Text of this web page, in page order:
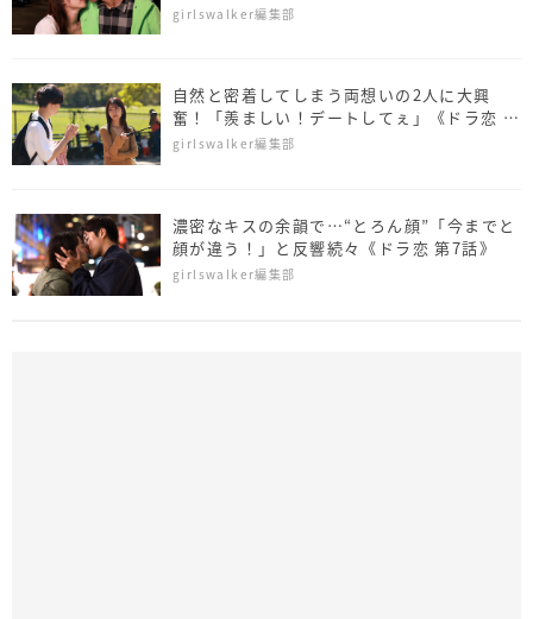
girlswalker編集部
自然と密着してしまう両想いの2人に大興
奮！「羨ましい！デートしてぇ」《ドラ恋 第
8話》
girlswalker編集部
濃密なキスの余韻で…“とろん顔”「今までと
顔が違う！」と反響続々《ドラ恋 第7話》
girlswalker編集部